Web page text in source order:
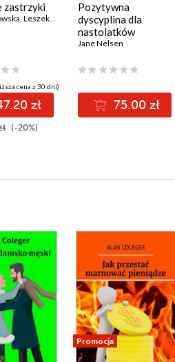
zastrzyki
,Leszek Czupryniak
cena z 30 dni)
zł
(-20%)
Pozytywna
dyscyplina dla
nastolatków
Jane Nelsen
75.00 zł
Promocja